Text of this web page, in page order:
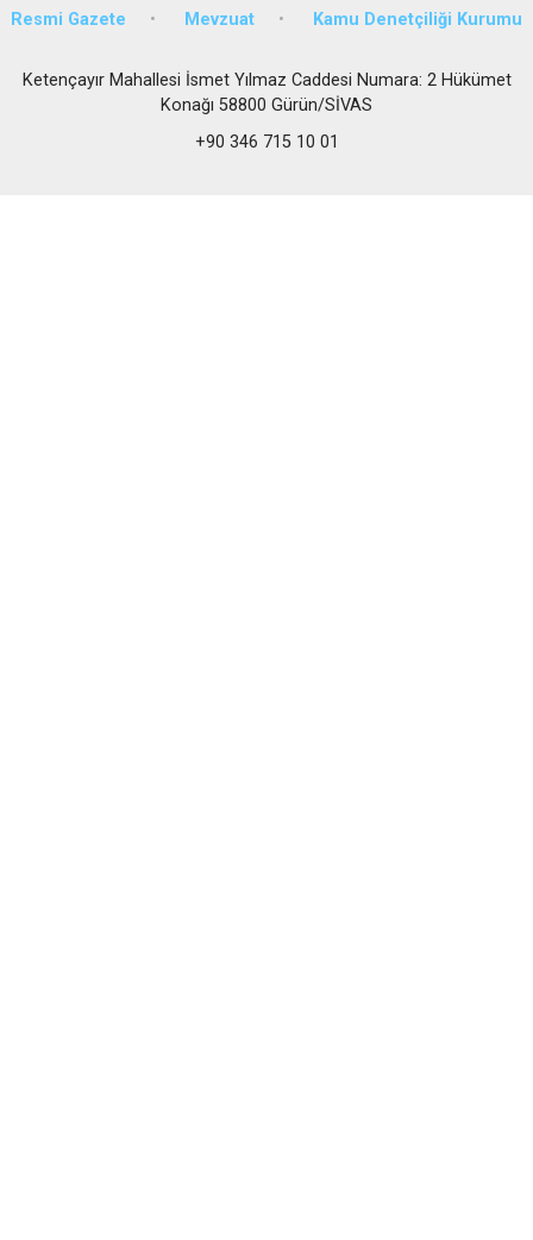
Resmi Gazete Mevzuat Kamu Denetçiliği Kurumu
Ketençayır Mahallesi İsmet Yılmaz Caddesi Numara: 2 Hükümet
Konağı 58800 Gürün/SİVAS
+90 346 715 10 01